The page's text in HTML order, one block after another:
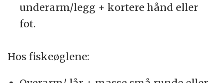
underarm/legg + kortere hånd eller
fot.
Hos fiskeøglene: